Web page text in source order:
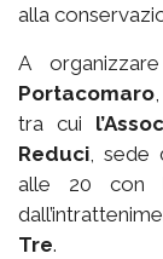
alla
A
Portacomaro
tra cui
Reduci, sede
alle 20 con
Tre.